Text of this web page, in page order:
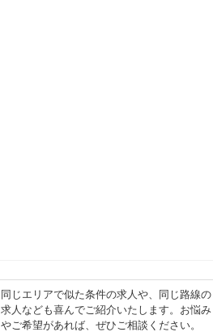
同じエリアで似た条件の求人や、同じ路線の
求人なども喜んでご紹介いたします。お悩み
やご希望があれば、ぜひご相談ください。